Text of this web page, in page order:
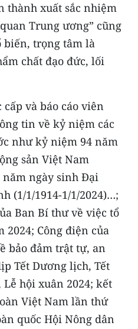
thành xuất sắc nhiệm
Trung ương” cũng
biến, trọng tâm là
chất đạo đức, lối
cấp và báo cáo viên
tin về kỷ niệm các
như kỷ niệm 94 năm
sản Việt Nam
năm ngày sinh Đại
(1/1/1914-1/1/2024)…;
Ban Bí thư về việc tổ
2024; Công điện của
bảo đảm trật tự, an
Tết Dương lịch, Tết
hội xuân 2024; kết
Việt Nam lần thứ
quốc Hội Nông dân